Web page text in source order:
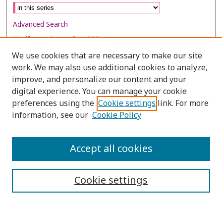
Advanced Search
Notify me via email orRSS
Browse
Collections
Disciplines
Authors
We use cookies that are necessary to make our site
work. We may also use additional cookies to analyze,
improve, and personalize our content and your
digital experience. You can manage your cookie
preferences using the Cookie settings link. For more
information, see our Cookie Policy
Cookie settings
Accept all cookies